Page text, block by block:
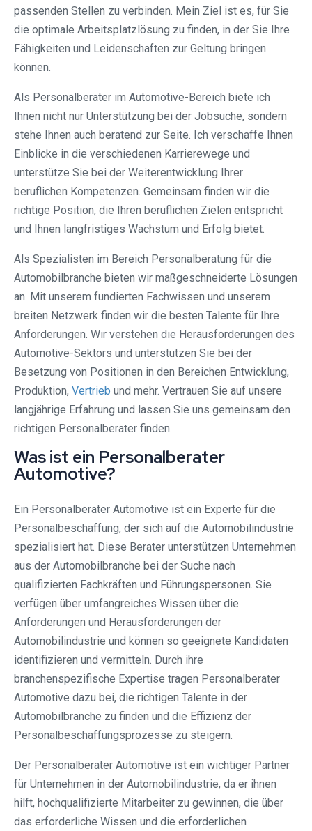
passenden Stellen zu verbinden. Mein Ziel ist es, für Sie
die optimale Arbeitsplatzlösung zu finden, in der Sie Ihre
Fähigkeiten und Leidenschaften zur Geltung bringen
können.
Als Personalberater im Automotive-Bereich biete ich
Ihnen nicht nur Unterstützung bei der Jobsuche, sondern
stehe Ihnen auch beratend zur Seite. Ich verschaffe Ihnen
Einblicke in die verschiedenen Karrierewege und
unterstütze Sie bei der Weiterentwicklung Ihrer
beruflichen Kompetenzen. Gemeinsam finden wir die
richtige Position, die Ihren beruflichen Zielen entspricht
und Ihnen langfristiges Wachstum und Erfolg bietet.
Als Spezialisten im Bereich Personalberatung für die
Automobilbranche bieten wir maßgeschneiderte Lösungen
an. Mit unserem fundierten Fachwissen und unserem
breiten Netzwerk finden wir die besten Talente für Ihre
Anforderungen. Wir verstehen die Herausforderungen des
Automotive-Sektors und unterstützen Sie bei der
Besetzung von Positionen in den Bereichen Entwicklung,
Produktion, Vertrieb und mehr. Vertrauen Sie auf unsere
langjährige Erfahrung und lassen Sie uns gemeinsam den
richtigen Personalberater finden.
Was ist ein Personalberater
Automotive?
Ein Personalberater Automotive ist ein Experte für die
Personalbeschaffung, der sich auf die Automobilindustrie
spezialisiert hat. Diese Berater unterstützen Unternehmen
aus der Automobilbranche bei der Suche nach
qualifizierten Fachkräften und Führungspersonen. Sie
verfügen über umfangreiches Wissen über die
Anforderungen und Herausforderungen der
Automobilindustrie und können so geeignete Kandidaten
identifizieren und vermitteln. Durch ihre
branchenspezifische Expertise tragen Personalberater
Automotive dazu bei, die richtigen Talente in der
Automobilbranche zu finden und die Effizienz der
Personalbeschaffungsprozesse zu steigern.
Der Personalberater Automotive ist ein wichtiger Partner
für Unternehmen in der Automobilindustrie, da er ihnen
hilft, hochqualifizierte Mitarbeiter zu gewinnen, die über
das erforderliche Wissen und die erforderlichen